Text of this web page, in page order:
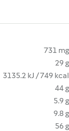
731 mg
29 g
3135.2 kJ / 749 kcal
44 g
5.9 g
9.8 g
56 g